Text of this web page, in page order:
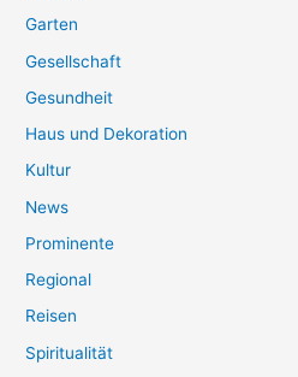
Garten
Gesellschaft
Gesundheit
Haus und Dekoration
Kultur
News
Prominente
Regional
Reisen
Spiritualität